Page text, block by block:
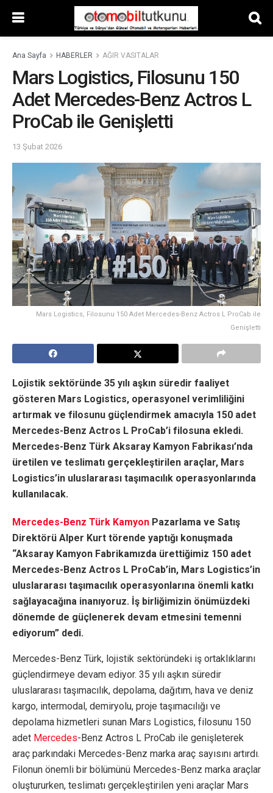
Ana Sayfa HABERLER AĞIR VASITALAR
Mars Logistics, Filosunu 150
Adet Mercedes-Benz Actros L
ProCab ile Genişletti
13 Şubat 2026
Mars Logistics, Filosunu 150 Adet Mercedes-Benz Actros L ProCab ile
Genişletti
Lojistik sektöründe 35 yılı aşkın süredir faaliyet
gösteren Mars Logistics, operasyonel verimliliğini
artırmak ve filosunu güçlendirmek amacıyla 150 adet
Mercedes-Benz Actros L ProCab’i filosuna ekledi.
Mercedes-Benz Türk Aksaray Kamyon Fabrikası’nda
üretilen ve teslimatı gerçekleştirilen araç lar, Mars
Logistics’in uluslararası taşımacı ık operasyonlarında
kullanı lacak.
Mercedes-Benz Türk Kamyon Pazarlama ve Satış
Direktörü Alper Kurt törende yaptığı konuşmada
“Aksaray Kamyon Fabrikamızda ürettiğimiz 150 adet
Mercedes-Benz Actros L ProCab’in, Mars Logistics’in
uluslararası taşımacılık operasyonlarına önemli katkı
sağ layacağına inanıyoruz. İş birliğimizin önümüzdeki
dönemde de güçlenerek devam etmesini temenni
ediyorum” dedi.
Mercedes-Benz Türk, lojistik sektöründeki iş ortaklıklarını
güçlendirmeye devam ediyor. 35 yılı aşkın süredir
uluslararası taşımacılık, depolama, dağıtım, hava ve deniz
kargo, intermodal, demiryolu, proje taşımacılığı ve
depolama hizmetleri sunan Mars Logistics, filosunu 150
adet Mercedes-Benz Actros L ProCab ile genişleterek
araç parkındaki Mercedes-Benz marka araç sayısını artırdı.
Filonun önemli bir bölümünü Mercedes-Benz marka araçlar
oluştururken, teslimatı gerçekleştirilen yeni araçlar Mars